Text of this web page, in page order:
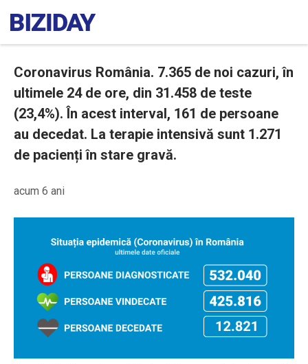
Coronavirus România. 7.365 de noi cazuri, în
ultimele 24 de ore, din 31.458 de teste
(23,4%). În acest interval, 161 de persoane
au decedat. La terapie intensivă sunt 1.271
de pacienți în stare gravă.
acum 6 ani